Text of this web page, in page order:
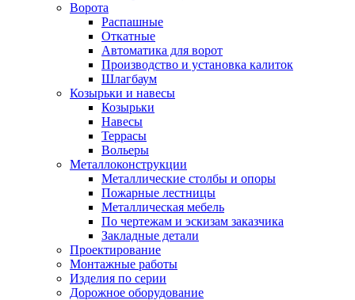
Ворота
Распашные
Откатные
Автоматика для ворот
Производство и установка калиток
Шлагбаум
Козырьки и навесы
Козырьки
Навесы
Террасы
Вольеры
Металлоконструкции
Металлические столбы и опоры
Пожарные лестницы
Металлическая мебель
По чертежам и эскизам заказчика
Закладные детали
Проектирование
Монтажные работы
Изделия по серии
Дорожное оборудование